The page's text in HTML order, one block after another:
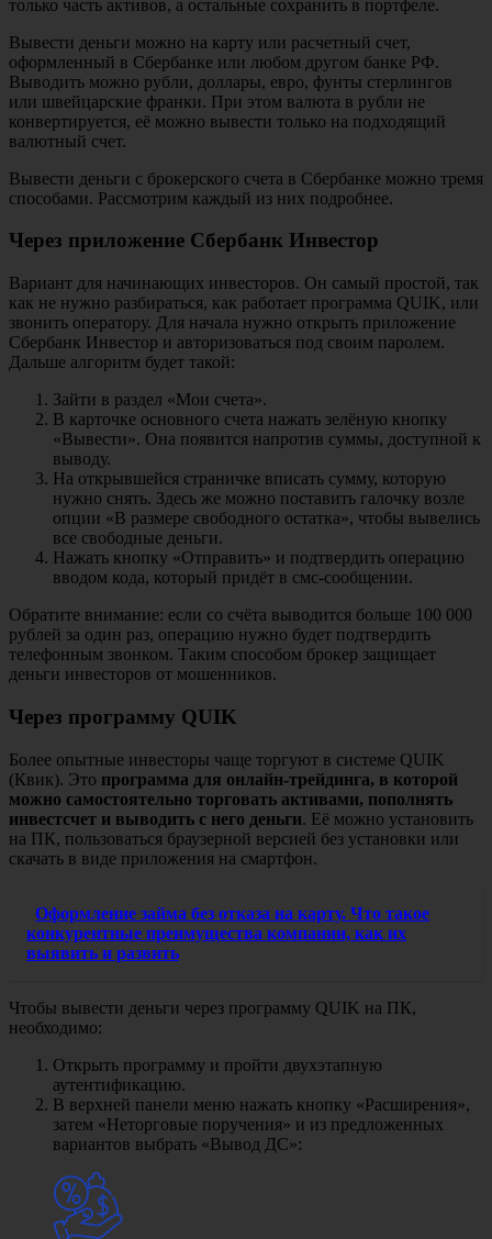
только часть активов, а остальные сохранить в портфеле.
Вывести деньги можно на карту или расчетный счет,
оформленный в Сбербанке или любом другом банке РФ.
Выводить можно рубли, доллары, евро, фунты стерлингов
или швейцарские франки. При этом валюта в рубли не
конвертируется, её можно вывести только на подходящий
валютный счет.
Вывести деньги с брокерского счета в Сбербанке можно тремя
способами. Рассмотрим каждый из них подробнее.
Через приложение Сбербанк Инвестор
Вариант для начинающих инвесторов. Он самый простой, так
как не нужно разбираться, как работает программа QUIK, или
звонить оператору. Для начала нужно открыть приложение
Сбербанк Инвестор и авторизоваться под своим паролем.
Дальше алгоритм будет такой:
Зайти в раздел «Мои счета».
В карточке основного счета нажать зелёную кнопку
«Вывести». Она появится напротив суммы, доступной к
выводу.
На открывшейся страничке вписать сумму, которую
нужно снять. Здесь же можно поставить галочку возле
опции «В размере свободного остатка», чтобы вывелись
все свободные деньги.
Нажать кнопку «Отправить» и подтвердить операцию
вводом кода, который придёт в смс-сообщении.
Обратите внимание: если со счёта выводится больше 100 000
рублей за один раз, операцию нужно будет подтвердить
телефонным звонком. Таким способом брокер защищает
деньги инвесторов от мошенников.
Через программу QUIK
Более опытные инвесторы чаще торгуют в системе QUIK
(Квик). Это программа для онлайн-трейдинга, в которой
можно самостоятельно торговать активами, пополнять
инвестсчет и выводить с него деньги. Её можно установить
на ПК, пользоваться браузерной версией без установки или
скачать в виде приложения на смартфон.
Оформление займа без отказа на карту. Что такое
конкурентные преимущества компании, как их
выявить и развить
Чтобы вывести деньги через программу QUIK на ПК,
необходимо:
Открыть программу и пройти двухэтапную
аутентификацию.
В верхней панели меню нажать кнопку «Расширения»,
затем «Неторговые поручения» и из предложенных
вариантов выбрать «Вывод ДС»: